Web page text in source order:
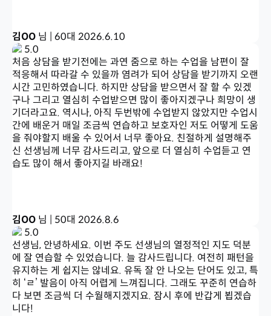
김OO 님 | 60대 2026.6.10
5.0
처음 상담을 받기전에는 과연 줌으로 하는 수업을 남편이 잘
적응해서 따라갈 수 있을까 염려가 되어 상담을 받기까지 오랜
시간 고민하였습니다. 하지만 상담을 받으면서 잘 할 수 있겠
구나 그리고 열심히 수업받으면 많이 좋아지겠구나 희망이 생
기더라고요. 역시나, 아직 두번밖에 수업받지 않았지만 수업시
간에 배운거 매일 조금씩 연습하고 보호자인 저도 어떻게 도움
을 줘야할지 배울 수 있어서 너무 좋아요. 친절하게 설명해주
신 선생님께 너무 감사드리고, 앞으로 더 열심히 수업듣고 연
습도 많이 해서 좋아지길 바래요!
김OO 님 | 50대 2026.8.6
5.0
선생님, 안녕하세요. 이번 주도 선생님의 열정적인 지도 덕분
에 잘 연습할 수 있었습니다. 늘 감사드립니다. 여전히 패턴을
유지하는 게 쉽지는 않네요. 유독 잘 안 나오는 단어도 있고, 특
히 ‘ㄹ’ 발음이 아직 어렵게 느껴집니다. 그래도 꾸준히 연습하
다 보면 조금씩 더 수월해지겠지요. 잠시 후에 반갑게 뵙겠습
니다!